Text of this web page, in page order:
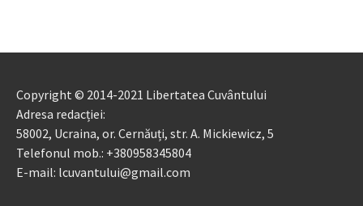
Copyright © 2014-2021 Libertatea Cuvântului
Adresa redacției:
58002, Ucraina, or. Cernăuți, str. A. Mickiewicz, 5
Telefonul mob.: +380958345804
E-mail: lcuvantului@gmail.com